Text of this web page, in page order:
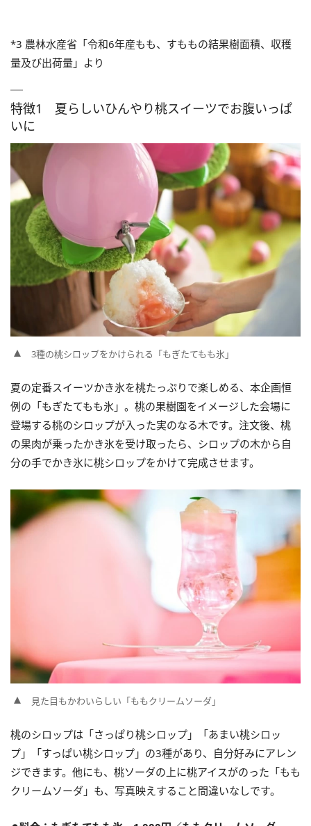
*3 農林水産省「令和6年産もも、すももの結果樹面積、収穫
量及び出荷量」より
特徴1 夏らしいひんやり桃スイーツでお腹いっぱ
いに
3種の桃シロップをかけられる「もぎたてもも氷」
夏の定番スイーツかき氷を桃たっぷりで楽しめる、本企画恒
例の「もぎたてもも氷」。桃の果樹園をイメージした会場に
登場する桃のシロップが入った実のなる木です。注文後、桃
の果肉が乗ったかき氷を受け取ったら、シロップの木から自
分の手でかき氷に桃シロップをかけて完成させます。
見た目もかわいらしい「ももクリームソーダ」
桃のシロップは「さっぱり桃シロップ」「あまい桃シロッ
プ」「すっぱい桃シロップ」の3種があり、自分好みにアレン
ジできます。他にも、桃ソーダの上に桃アイスがのった「もも
クリームソーダ」も、写真映えすること間違いなしです。